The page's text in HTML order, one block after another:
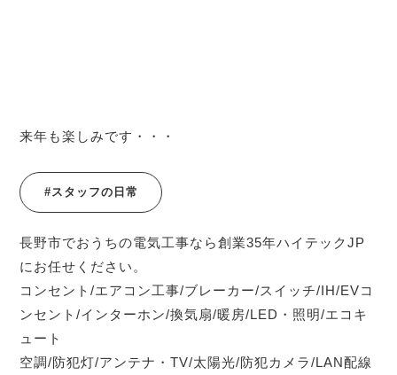
来年も楽しみです・・・
#スタッフの日常
長野市でおうちの電気工事なら創業35年ハイテックJP
にお任せください。
コンセント/エアコン工事/ブレーカー/スイッチ/IH/EVコ
ンセント/インターホン/換気扇/暖房/LED・照明/エコキ
ュート
空調/防犯灯/アンテナ・TV/太陽光/防犯カメラ/LAN配線